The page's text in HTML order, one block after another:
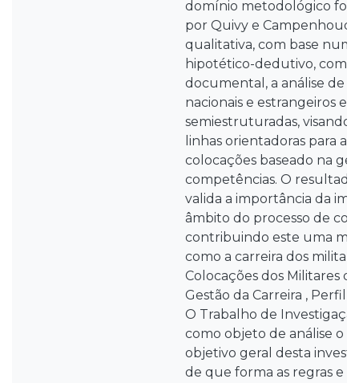
domínio metodológico foi
por Quivy e
qualitativa, com base num
hipotético-dedutivo, como
documental, a análise de
nacionais e estrangeiros e
semiestruturadas, visando
linhas orientadoras para a
colocações baseado na
competências. O
valida a importância da
âmbito do processo de
contribuindo este uma
como a carreira dos
Colocações dos Militares
Gestão da Carreira , Perfil
O Trabalho de
como objeto de análise o
objetivo geral desta
de que forma as regras e